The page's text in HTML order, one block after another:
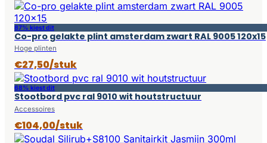
87% kiest dit
Co-pro gelakte plint amsterdam zwart RAL 9005 120x15
Hoge plinten
€27,50/stuk
68% kiest dit
Stootbord pvc ral 9010 wit houtstructuur
Accessoires
€104,00/stuk